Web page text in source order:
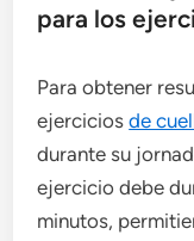
para los
Para obtener
ejerciciosde
durante su
ejercicio debe
minutos,